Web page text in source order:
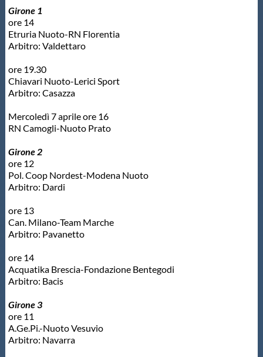
Master
Formazione
Scuole Nuoto
Propaganda
Centri Federali
Protezione Civile
Qualità
Girone 1
ore 14
Etruria Nuoto-RN Florentia
Arbitro: Valdettaro
ore 19.30
Chiavari Nuoto-Lerici Sport
Arbitro: Casazza
Mercoledì 7 aprile ore 16
RN Camogli-Nuoto Prato
Girone 2
ore 12
Pol. Coop Nordest-Modena Nuoto
Arbitro: Dardi
ore 13
Can. Milano-Team Marche
Arbitro: Pavanetto
ore 14
Acquatika Brescia-Fondazione Bentegodi
Arbitro: Bacis
Girone 3
ore 11
A.Ge.Pi.-Nuoto Vesuvio
Arbitro: Navarra